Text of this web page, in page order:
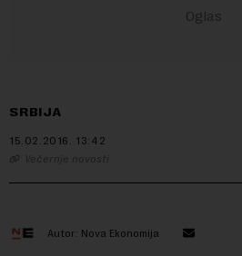
SRBIJA
15.02.2016. 13:42
Večernje novosti
Autor: Nova Ekonomija